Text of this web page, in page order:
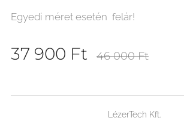
Egyedi méret esetén felár!
37 900 Ft 46 000Ft
LézerTech Kft.